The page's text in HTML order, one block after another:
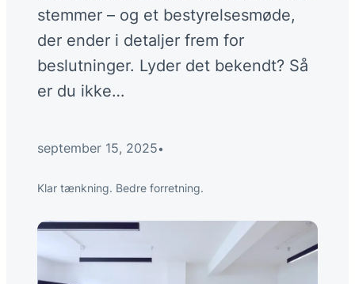
Flere links
Et skarpere perspektiv
I din indbakke hver anden uge.
stemmer – og et bestyrelsesmøde,
der ender i detaljer frem for
beslutninger. Lyder det bekendt? Så
er du ikke…
september 15, 2025•
Klar tænkning. Bedre forretning.